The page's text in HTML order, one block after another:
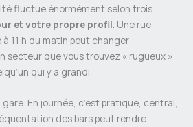
fluctue énormément selon trois
et votre propre profil. Une rue
11 h du matin peut changer
secteur que vous trouvez « rugueux »
qui y a grandi.
En journée, c’est pratique, central,
des bars peut rendre